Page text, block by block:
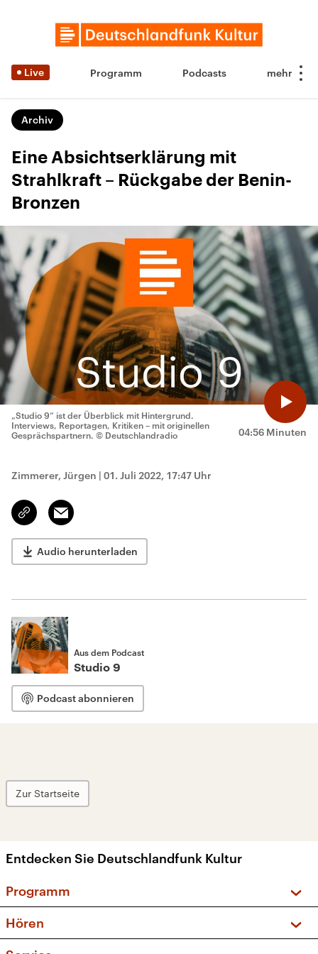
Live Programm Podcasts
Archiv
Eine Absichtserklärung mit
Strahlkraft – Rückgabe der Benin-
Bronzen
04:56 Minuten
„Studio 9“ ist der Überblick mit Hintergrund.
Interviews, Reportagen, Kritiken – mit originellen
Gesprächspartnern. © Deutschlandradio
Zimmerer, Jürgen | 01. Juli 2022, 17:47 Uhr
Link
kopieren/teilen
Email
Audio herunterladen
Aus dem Podcast
Studio 9
Podcast abonnieren
Zur Startseite
Entdecken Sie Deutschlandfunk Kultur
Programm
Sendungen und Podcasts
Hören